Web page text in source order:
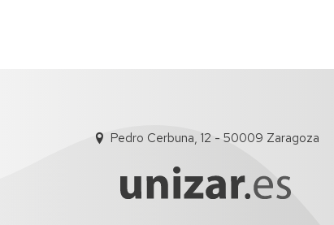
Pedro Cerbuna, 12 - 50009 Zaragoza